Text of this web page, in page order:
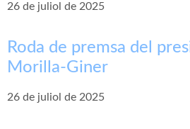
26 de juliol de 2025
Roda de premsa del
Morilla-Giner
26 de juliol de 2025